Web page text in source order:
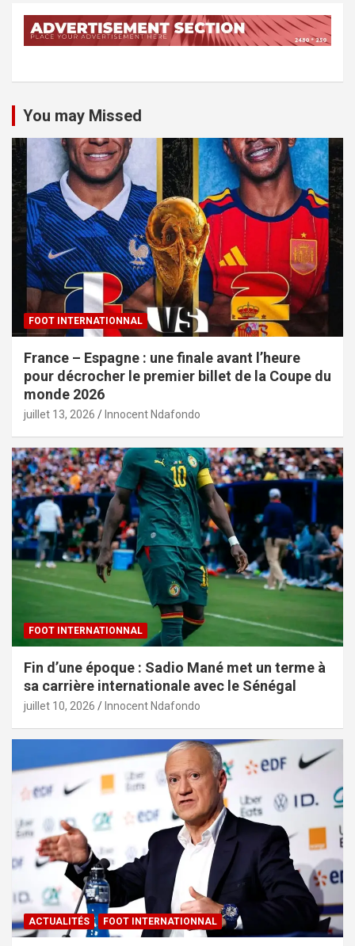
You may Missed
FOOT INTERNATIONNAL
France – Espagne : une finale avant l’heure
pour décrocher le premier billet de la Coupe du
monde 2026
juillet 13, 2026 Innocent Ndafondo
FOOT INTERNATIONNAL
Fin d’une époque : Sadio Mané met un terme à
sa carrière internationale avec le Sénégal
juillet 10, 2026 Innocent Ndafondo
ACTUALITÉS FOOT INTERNATIONNAL